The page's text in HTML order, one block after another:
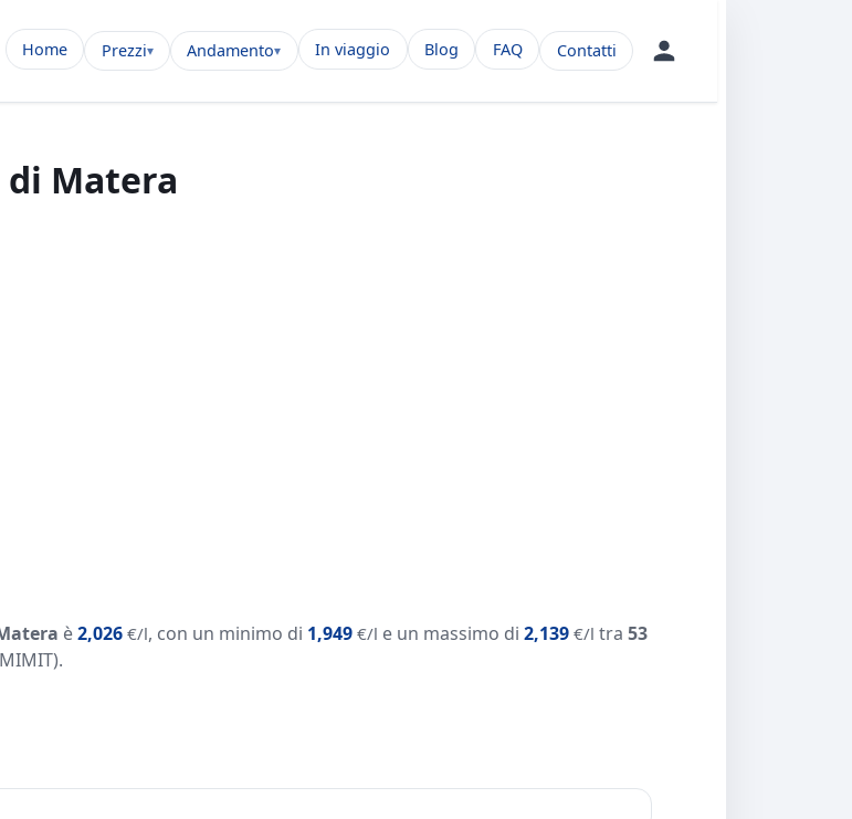
Home Prezzi Andamento In viaggio Blog FAQ Contatti
Matera
è2,026 €/l, con un minimo di 1,949 €/l e un massimo di 2,139 €/l tra 53
.